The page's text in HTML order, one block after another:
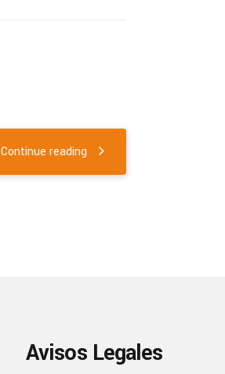
Continue reading
Avisos Legales